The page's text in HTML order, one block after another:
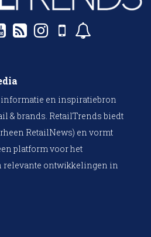
en inspiratiebron
& brands. RetailTrends biedt
RetailNews) en vormt
platform voor het
relevante ontwikkelingen in